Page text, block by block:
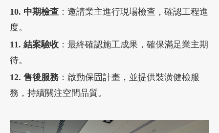
10. 中期檢查 ：邀請業主進行現場檢查，確認工程進
度。
11. 結案驗收 ：最終確認施工成果，確保滿足業主期
待。
12. 售後服務 ：啟動保固計畫，並提供裝潢健檢服
務，持續關注空間品質。